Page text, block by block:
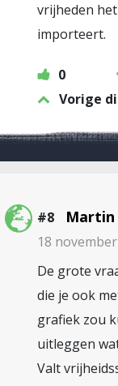
vrijheden
importeert.
0
Vorige
#8 Martin
18
De grote
die je ook
grafiek zou
uitleggen
Valt